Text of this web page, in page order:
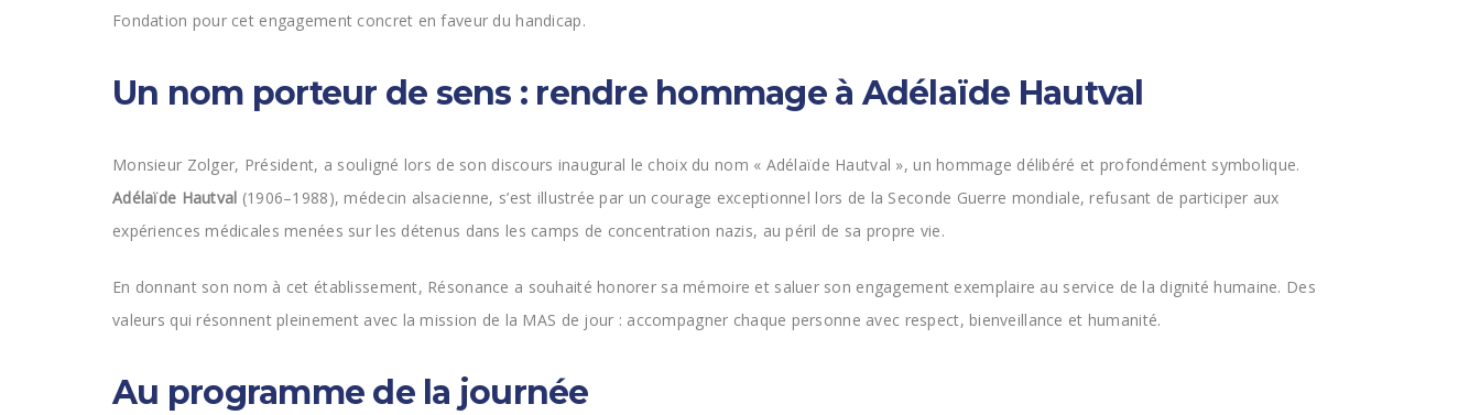
Fondation pour cet engagement concret en faveur du handicap.
Un nom porteur de sens : rendre hommage à Adélaïde Hautval
Monsieur Zolger, Président, a souligné lors de son discours inaugural le choix du nom « Adélaïde Hautval », un hommage délibéré et profondément symbolique.
Adélaïde Hautval (1906–1988), médecin alsacienne, s’est illustrée par un courage exceptionnel lors de la Seconde Guerre mondiale, refusant de participer aux
expériences médicales menées sur les détenus dans les camps de concentration nazis, au péril de sa propre vie.
En donnant son nom à cet établissement, Résonance a souhaité honorer sa mémoire et saluer son engagement exemplaire au service de la dignité humaine. Des
valeurs qui résonnent pleinement avec la mission de la MAS de jour : accompagner chaque personne avec respect, bienveillance et humanité.
Au programme de la journée